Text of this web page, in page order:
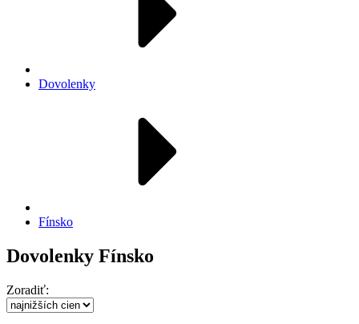
Dovolenky
Fínsko
Dovolenky Fínsko
Zoradiť: